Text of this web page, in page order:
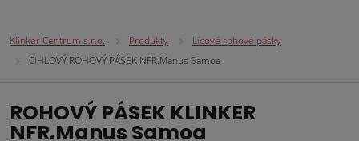
Klinker Centrum s.r.o. Produkty
Lícové rohové pásky
CIHLOVÝ ROHOVÝ PÁSEK NFR.Manus Samoa
ROHOVÝ PÁSEK KLINKER
NFR.Manus Samoa